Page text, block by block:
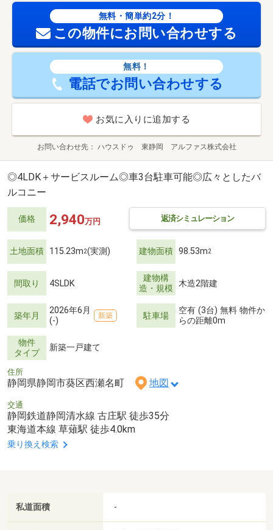
無料・簡単約2分！
この物件にお問い合わせする
無料！
電話でお問い合わせする
お気に入りに追加する
お問い合わせ先 ハウスドゥ 東静岡 アルファス株式会社
◎4LDK＋サービスルーム◎車3台駐車可能◎広々としたバ
ルコニー
価格 返済シミュレーション
2,940万円
土地面積 115.23m2(実測) 建物面積 98.53m2
間取り 4SLDK
建物構
造・規模 木造2階建
築年月
2026年6月
(-)
新築 駐車場
空有 (3台) 無料 物件か
らの距離0m
物件
タイプ
新築一戸建て
住所
静岡県静岡市葵区西瀬名町 地図
交通
静岡鉄道静岡清水線 古庄駅 徒歩35分
東海道本線 草薙駅 徒歩4.0km
乗り換え検索
私道面積 -